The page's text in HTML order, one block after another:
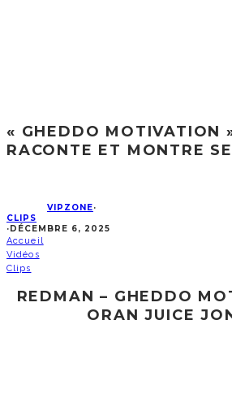
« GHEDDO MOTIVATION
RACONTE ET MONTRE
VIPZONE·
CLIPS
·DÉCEMBRE 6, 2025
Accueil
Vidéos
Clips
REDMAN – GHEDDO
ORAN JUICE